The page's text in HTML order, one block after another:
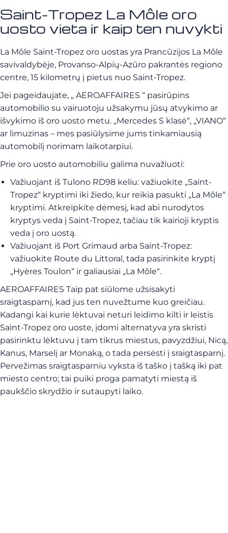
Saint-Tropez La Môle oro
uosto vieta ir kaip ten nuvykti
La Môle Saint-Tropez oro uostas yra Prancūzijos La Môle
savivaldybėje, Provanso-Alpių-Azūro pakrantės regiono
centre, 15 kilometrų į pietus nuo Saint-Tropez.
Jei pageidaujate, „ AEROAFFAIRES “ pasirūpins
automobilio su vairuotoju užsakymu jūsų atvykimo ar
išvykimo iš oro uosto metu. „Mercedes S klasė“, „VIANO“
ar limuzinas – mes pasiūlysime jums tinkamiausią
automobilį norimam laikotarpiui.
Prie oro uosto automobiliu galima nuvažiuoti:
Važiuojant iš Tulono RD98 keliu: važiuokite „Saint-
Tropez“ kryptimi iki žiedo, kur reikia pasukti „La Môle“
kryptimi. Atkreipkite dėmesį, kad abi nurodytos
kryptys veda į Saint-Tropez, tačiau tik kairioji kryptis
veda į oro uostą.
Važiuojant iš Port Grimaud arba Saint-Tropez:
važiuokite Route du Littoral, tada pasirinkite kryptį
„Hyères Toulon“ ir galiausiai „La Môle“.
AEROAFFAIRES Taip pat siūlome užsisakyti
sraigtasparnį, kad jus ten nuvežtume kuo greičiau.
Kadangi kai kurie lėktuvai neturi leidimo kilti ir leistis
Saint-Tropez oro uoste, įdomi alternatyva yra skristi
pasirinktu lėktuvu į tam tikrus miestus, pavyzdžiui, Nicą,
Kanus, Marselį ar Monaką, o tada persėsti į sraigtasparnį.
Pervežimas sraigtasparniu vyksta iš taško į tašką iki pat
miesto centro; tai puiki proga pamatyti miestą iš
paukščio skrydžio ir sutaupyti laiko.